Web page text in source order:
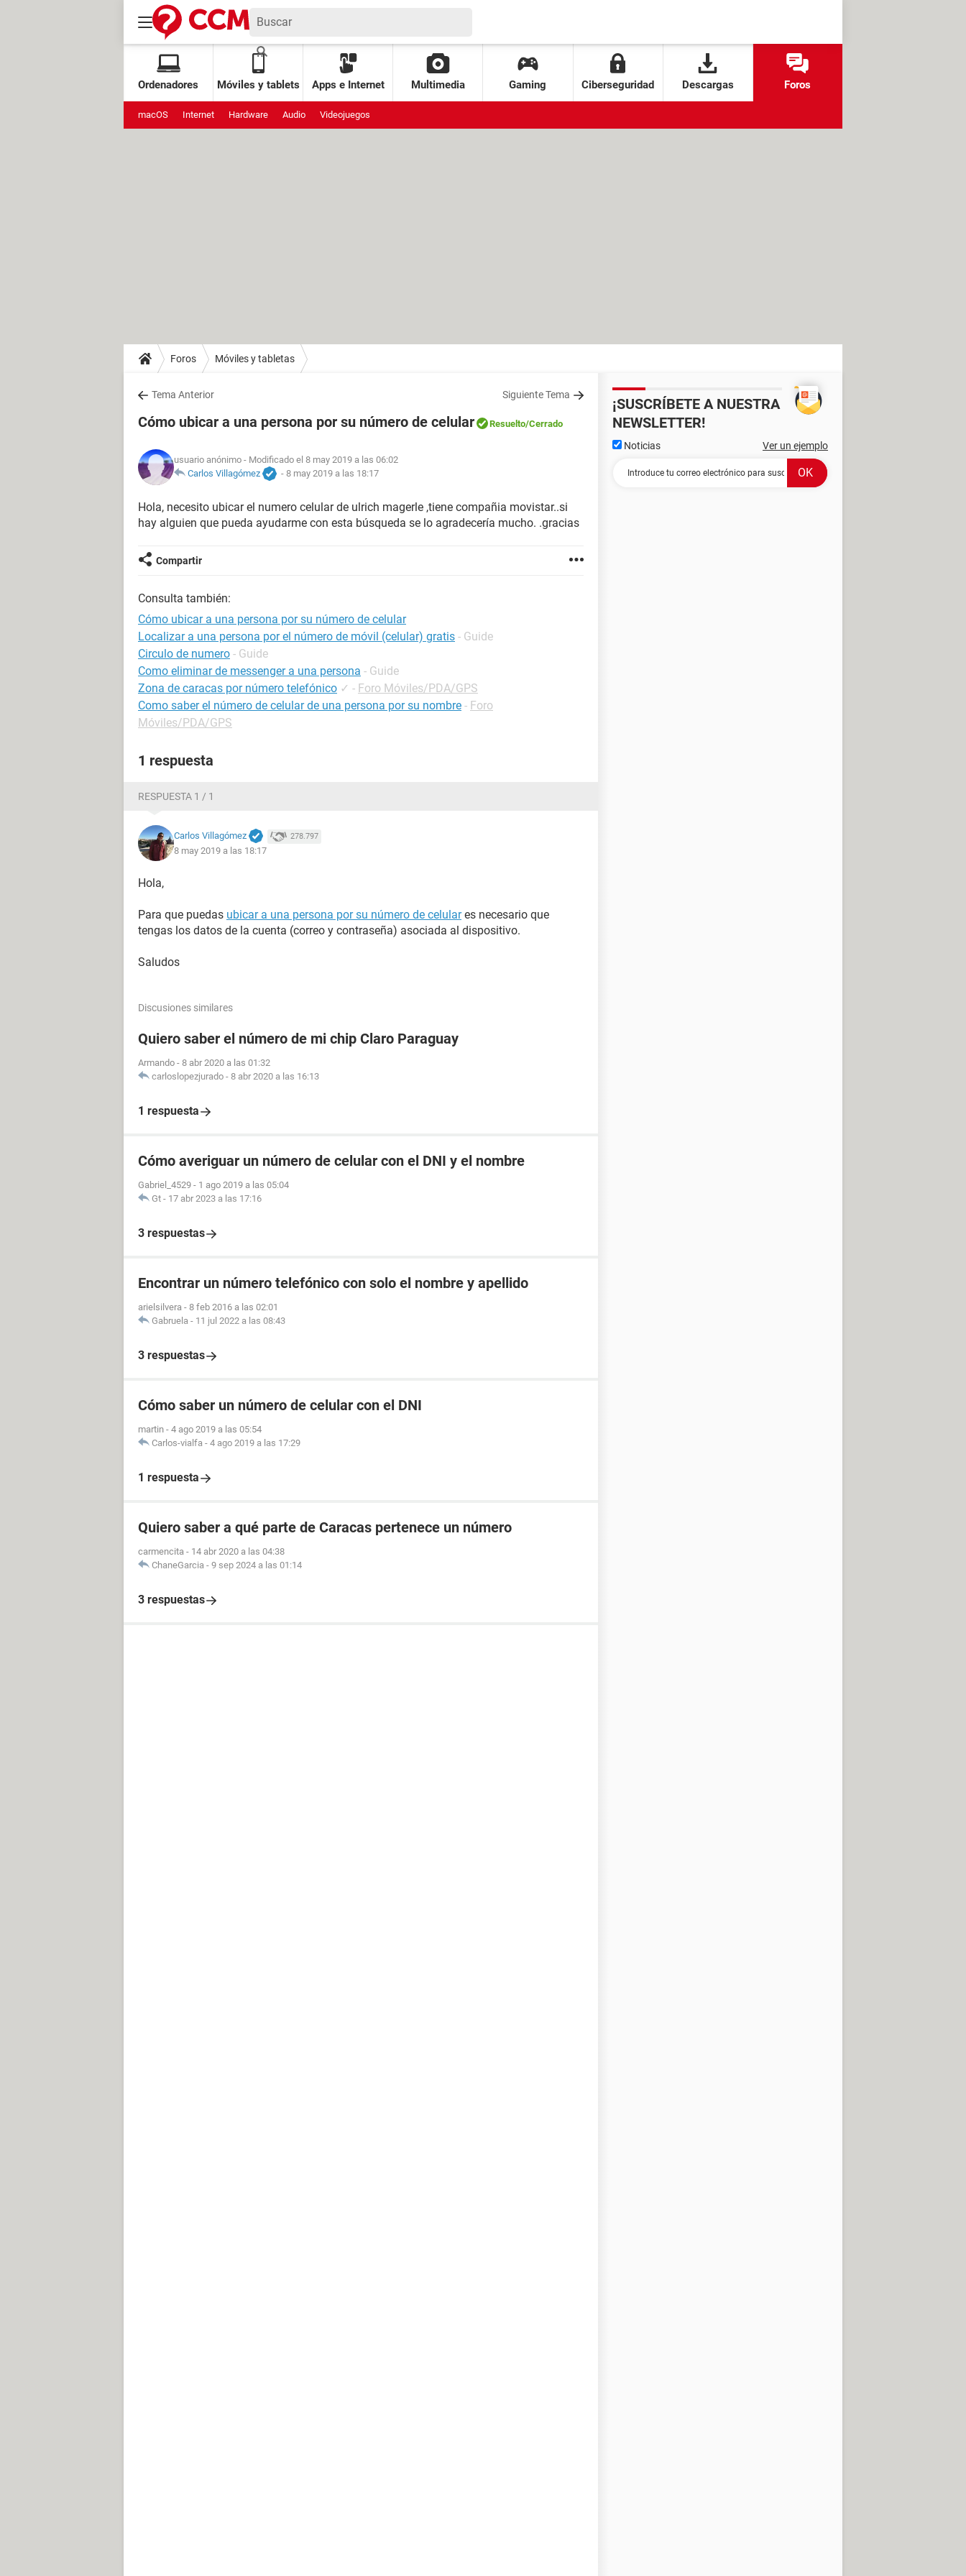
Ordenadores Móviles y tablets Apps e Internet Multimedia Gaming Ciberseguridad Descargas Foros
macOS Internet Hardware Audio Videojuegos
Foros Móviles y tabletas
Tema Anterior Siguiente Tema
Cómo ubicar a una persona por su número de celular Resuelto/Cerrado
usuario anónimo - Modificado el 8 may 2019 a las 06:02
Carlos Villagómez
- 8 may 2019 a las 18:17
Hola, necesito ubicar el numero celular de ulrich magerle ,tiene compañia movistar..si
hay alguien que pueda ayudarme con esta búsqueda se lo agradecería mucho. .gracias
Compartir
Consulta también:
Cómo ubicar a una persona por su número de celular
Localizar a una persona por el número de móvil (celular) gratis - Guide
Circulo de numero - Guide
Como eliminar de messenger a una persona - Guide
Zona de caracas por número telefónico ✓ - Foro Móviles/PDA/GPS
Como saber el número de celular de una persona por su nombre - Foro
Móviles/PDA/GPS
1 respuesta
RESPUESTA 1 / 1
Carlos Villagómez 278.797
8 may 2019 a las 18:17
Hola,
Para que puedas ubicar a una persona por su número de celulares necesario que
tengas los datos de la cuenta (correo y contraseña) asociada al dispositivo.
Saludos
Discusiones similares
Quiero saber el número de mi chip Claro Paraguay
Armando - 8 abr 2020 a las 01:32
carloslopezjurado - 8 abr 2020 a las 16:13
1 respuesta
Cómo averiguar un número de celular con el DNI y el nombre
Gabriel_4529 - 1 ago 2019 a las 05:04
Gt - 17 abr 2023 a las 17:16
3 respuestas
Encontrar un número telefónico con solo el nombre y apellido
arielsilvera - 8 feb 2016 a las 02:01
Gabruela - 11 jul 2022 a las 08:43
3 respuestas
Cómo saber un número de celular con el DNI
martin - 4 ago 2019 a las 05:54
Carlos-vialfa - 4 ago 2019 a las 17:29
1 respuesta
Quiero saber a qué parte de Caracas pertenece un número
carmencita - 14 abr 2020 a las 04:38
ChaneGarcia - 9 sep 2024 a las 01:14
3 respuestas
¡SUSCRÍBETE A NUESTRA
NEWSLETTER!
Noticias Ver un ejemplo